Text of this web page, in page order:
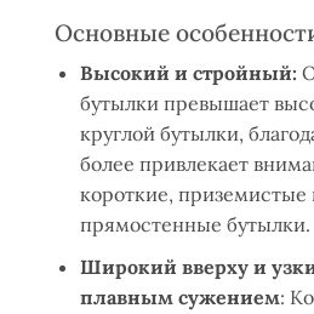
Основные
Высокий и стройный:
бутылки превышает
круглой бутылки,
более привлекает
короткие, приземистые
прямостенные бутылки.
Широкий вверху и
плавным сужением: